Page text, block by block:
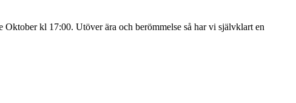
Oktober kl 17:00. Utöver ära och berömmelse så har vi självklart en